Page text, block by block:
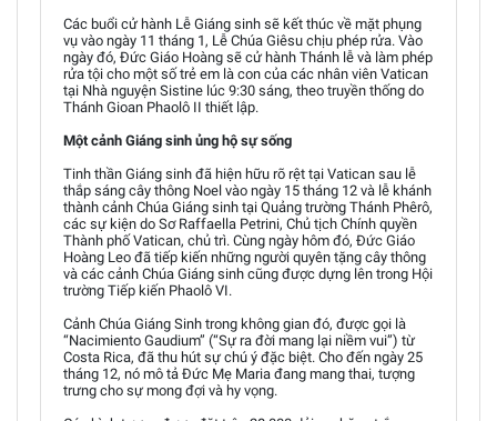
Các buổi cử hành Lễ Giáng sinh sẽ kết thúc về mặt phụng
vụ vào ngày 11 tháng 1, Lễ Chúa Giêsu chịu phép rửa. Vào
ngày đó, Đức Giáo Hoàng sẽ cử hành Thánh lễ và làm phép
rửa tội cho một số trẻ em là con của các nhân viên Vatican
tại Nhà nguyện Sistine lúc 9:30 sáng, theo truyền thống do
Thánh Gioan Phaolô II thiết lập.
Một cảnh Giáng sinh ủng hộ sự sống
Tinh thần Giáng sinh đã hiện hữu rõ rệt tại Vatican sau lễ
thắp sáng cây thông Noel vào ngày 15 tháng 12 và lễ khánh
thành cảnh Chúa Giáng sinh tại Quảng trường Thánh Phêrô,
các sự kiện do Sơ Raffaella Petrini, Chủ tịch Chính quyền
Thành phố Vatican, chủ trì. Cùng ngày hôm đó, Đức Giáo
Hoàng Leo đã tiếp kiến những người quyên tặng cây thông
và các cảnh Chúa Giáng sinh cũng được dựng lên trong Hội
trường Tiếp kiến Phaolô VI.
Cảnh Chúa Giáng Sinh trong không gian đó, được gọi là
“Nacimiento Gaudium” (“Sự ra đời mang lại niềm vui”) từ
Costa Rica, đã thu hút sự chú ý đặc biệt. Cho đến ngày 25
tháng 12, nó mô tả Đức Mẹ Maria đang mang thai, tượng
trưng cho sự mong đợi và hy vọng.